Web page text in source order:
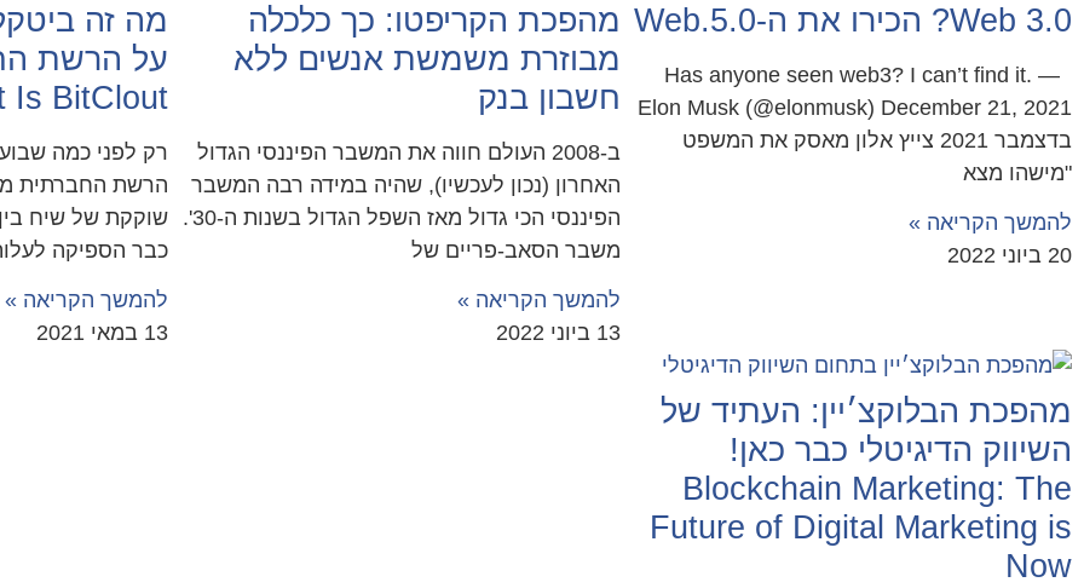
Web 3.0? הכירו את ה-Web.5.0
Has anyone seen web3? I can’t find it. —
Elon Musk (@elonmusk) December 21, 2021
בדצמבר 2021 צייץ אלון מאסק את המשפט
"מישהו מצא
להמשך הקריאה »
20 ביוני 2022
מהפכת הקריפטו: כך כלכלה
מבוזרת משמשת אנשים ללא
חשבון בנק
ב-2008 העולם חווה את המשבר הפיננסי הגדול
האחרון (נכון לעכשיו), שהיה במידה רבה המשבר
הפיננסי הכי גדול מאז השפל הגדול בשנות ה-30'.
משבר הסאב-פריים של
להמשך הקריאה »
13 ביוני 2022
מה זה
על הרשת
Is BitClout
רק לפני כמה
הרשת החברתית
שוקקת של שיח
כבר הספיקה
להמשך הקריאה »
13 במאי 2021
מהפכת הבלוקצ׳יין: העתיד של
השיווק הדיגיטלי כבר כאן!
Blockchain Marketing: The
Future of Digital Marketing is
Now